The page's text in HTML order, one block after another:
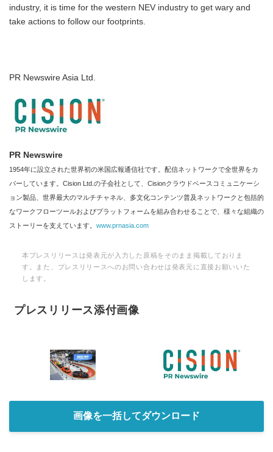
industry, it is time for the western NEV industry to get wary and
take actions to follow our footprints.
PR Newswire Asia Ltd.
PR Newswire
1954年に設立された世界初の米国広報通信社です。配信ネットワークで全世界をカ
バーしています。Cision Ltd.の子会社として、Cisionクラウドベースコミュニケーシ
ョン製品、世界最大のマルチチャネル、多文化コンテンツ普及ネットワークと包括的
なワークフローツールおよびプラットフォームを組み合わせることで、様々な組織の
ストーリーを支えています。 www.prnasia.com
本プレスリリースは発表元が入力した原稿をそのまま掲載しておりま
す。また、プレスリリースへのお問い合わせは発表元に直接お願いいた
します。
プレスリリース添付画像
画像を一括してダウンロード